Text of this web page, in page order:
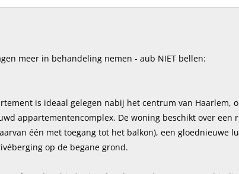
meer in behandeling nemen - aub NIET bellen:
is ideaal gelegen nabij het centrum van Haarlem,
appartementencomplex. De woning beschikt over een
één met toegang tot het balkon), een gloednieuwe
op de begane grond.